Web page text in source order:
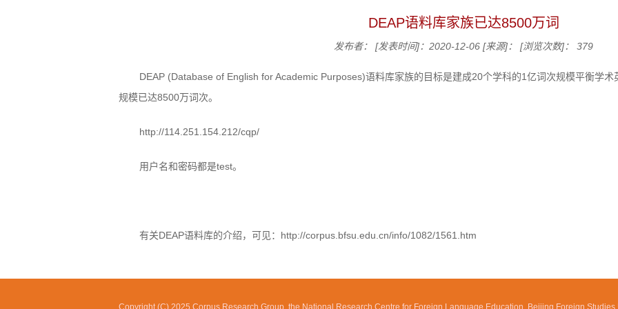
DEAP语料库家族已达8500万词
发布者： [发表时间]：2020-12-06 [来源]： [浏览次数]： 379
DEAP (Database of English for Academic Purposes)语料库家族的目标是建成20个学科的1亿词次规模平衡学
规模已达8500万词次。
http://114.251.154.212/cqp/
用户名和密码都是test。
有关DEAP语料库的介绍，可见：http://corpus.bfsu.edu.cn/info/1082/1561.htm
Copyright (C) 2025 Corpus Research Group, the National Research Centre for Foreign Language Education, Beijing Foreign